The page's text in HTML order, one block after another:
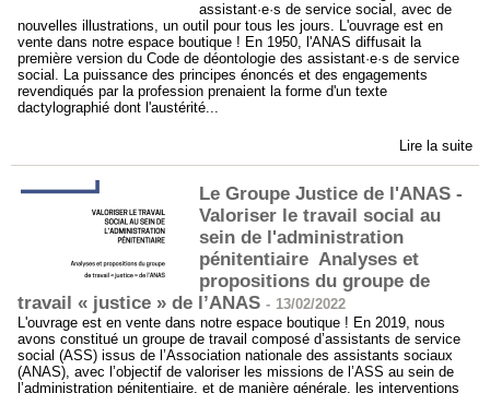
assistant·e·s de service social, avec de
nouvelles illustrations, un outil pour tous les jours. L'ouvrage est en
vente dans notre espace boutique ! En 1950, l'ANAS diffusait la
première version du Code de déontologie des assistant·e·s de service
social. La puissance des principes énoncés et des engagements
revendiqués par la profession prenaient la forme d'un texte
dactylographié dont l'austérité...
Lire la suite
Le Groupe Justice de l'ANAS -
Valoriser le travail social au
sein de l'administration
pénitentiaire Analyses et
propositions du groupe de
travail « justice » de l’ANAS - 13/02/2022
L'ouvrage est en vente dans notre espace boutique ! En 2019, nous
avons constitué un groupe de travail composé d’assistants de service
social (ASS) issus de l’Association nationale des assistants sociaux
(ANAS), avec l’objectif de valoriser les missions de l’ASS au sein de
l’administration pénitentiaire, et de manière générale, les interventions